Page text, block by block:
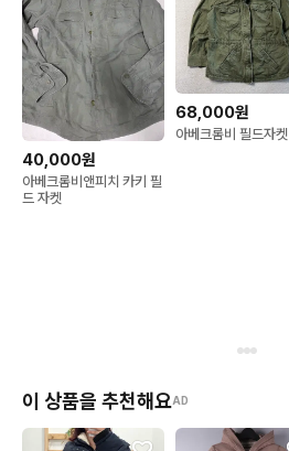
40,000원
아베크롬비앤피치 카키 필
드 자켓
68,000원
아베크롬비 필드자켓
이 상품을 추천해요AD